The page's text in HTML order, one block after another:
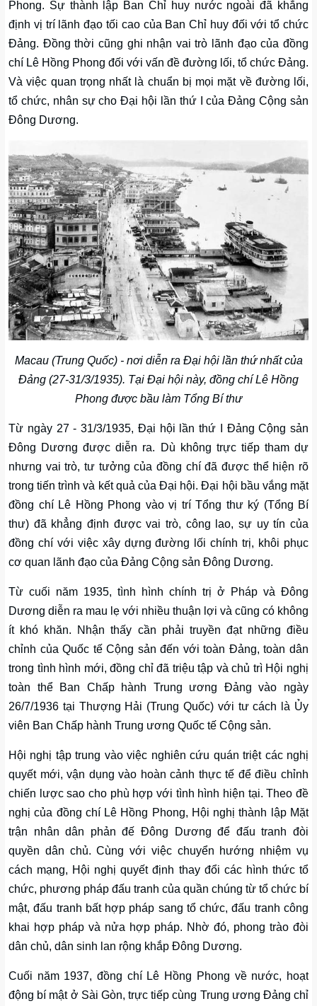
Phong. Sự thành lập Ban Chỉ huy nước ngoài đã khẳng
định vị trí lãnh đạo tối cao của Ban Chỉ huy đối với tổ chức
Đảng. Đồng thời cũng ghi nhận vai trò lãnh đạo của đồng
chí Lê Hồng Phong đối với vấn đề đường lối, tổ chức Đảng.
Và việc quan trọng nhất là chuẩn bị mọi mặt về đường lối,
tổ chức, nhân sự cho Đại hội lần thứ I của Đảng Cộng sản
Đông Dương.
Macau (Trung Quốc) - nơi diễn ra Đại hội lần thứ nhất của
Đảng (27-31/3/1935). Tại Đại hội này, đồng chí Lê Hồng
Phong được bầu làm Tổng Bí thư
Từ ngày 27 - 31/3/1935, Đại hội lần thứ I Đảng Cộng sản
Đông Dương được diễn ra. Dù không trực tiếp tham dự
nhưng vai trò, tư tưởng của đồng chí đã được thể hiện rõ
trong tiến trình và kết quả của Đại hội. Đại hội bầu vắng mặt
đồng chí Lê Hồng Phong vào vị trí Tổng thư ký (Tổng Bí
thư) đã khẳng định được vai trò, công lao, sự uy tín của
đồng chí với việc xây dựng đường lối chính trị, khôi phục
cơ quan lãnh đạo của Đảng Cộng sản Đông Dương.
Từ cuối năm 1935, tình hình chính trị ở Pháp và Đông
Dương diễn ra mau lẹ với nhiều thuận lợi và cũng có không
ít khó khăn. Nhận thấy cần phải truyền đạt những điều
chỉnh của Quốc tế Cộng sản đến với toàn Đảng, toàn dân
trong tình hình mới, đồng chỉ đã triệu tập và chủ trì Hội nghị
toàn thể Ban Chấp hành Trung ương Đảng vào ngày
26/7/1936 tại Thượng Hải (Trung Quốc) với tư cách là Ủy
viên Ban Chấp hành Trung ương Quốc tế Cộng sản.
Hội nghị tập trung vào việc nghiên cứu quán triệt các nghị
quyết mới, vận dụng vào hoàn cảnh thực tế để điều chỉnh
chiến lược sao cho phù hợp với tình hình hiện tại. Theo đề
nghị của đồng chí Lê Hồng Phong, Hội nghị thành lập Mặt
trận nhân dân phản đế Đông Dương để đấu tranh đòi
quyền dân chủ. Cùng với việc chuyển hướng nhiệm vụ
cách mạng, Hội nghị quyết định thay đổi các hình thức tổ
chức, phương pháp đấu tranh của quần chúng từ tổ chức bí
mật, đấu tranh bất hợp pháp sang tổ chức, đấu tranh công
khai hợp pháp và nửa hợp pháp. Nhờ đó, phong trào đòi
dân chủ, dân sinh lan rộng khắp Đông Dương.
Cuối năm 1937, đồng chí Lê Hồng Phong về nước, hoạt
động bí mật ở Sài Gòn, trực tiếp cùng Trung ương Đảng chỉ